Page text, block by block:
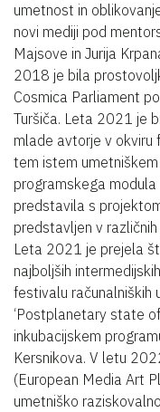
umetnost in
novi mediji pod
Majsove in Jurija
2018 je bila
Cosmica Parliament
Turšiča. Leta 2021 je
mlade avtorje v okviru
tem istem
programskega
predstavila s
predstavljen v
Leta 2021 je prejela
najboljših
festivalu računalniških
‘Postplanetary state
inkubacijskem
Kersnikova. V letu
(European Media Art
umetniško